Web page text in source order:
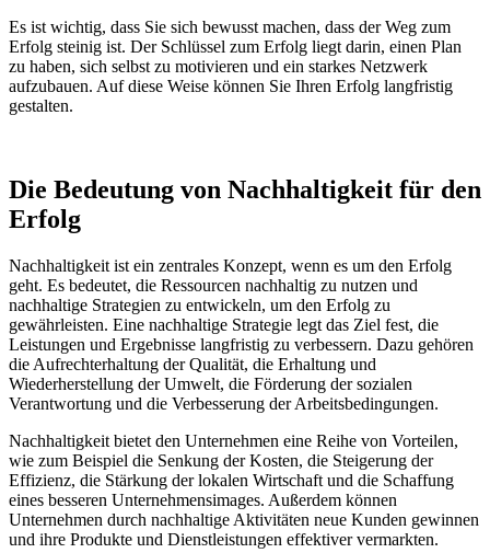
Es ist wichtig, dass Sie sich bewusst machen, dass der Weg zum
Erfolg steinig ist. Der Schlüssel zum Erfolg liegt darin, einen Plan
zu haben, sich selbst zu motivieren und ein starkes Netzwerk
aufzubauen. Auf diese Weise können Sie Ihren Erfolg langfristig
gestalten.
Die Bedeutung von Nachhaltigkeit für den
Erfolg
Nachhaltigkeit ist ein zentrales Konzept, wenn es um den Erfolg
geht. Es bedeutet, die Ressourcen nachhaltig zu nutzen und
nachhaltige Strategien zu entwickeln, um den Erfolg zu
gewährleisten. Eine nachhaltige Strategie legt das Ziel fest, die
Leistungen und Ergebnisse langfristig zu verbessern. Dazu gehören
die Aufrechterhaltung der Qualität, die Erhaltung und
Wiederherstellung der Umwelt, die Förderung der sozialen
Verantwortung und die Verbesserung der Arbeitsbedingungen.
Nachhaltigkeit bietet den Unternehmen eine Reihe von Vorteilen,
wie zum Beispiel die Senkung der Kosten, die Steigerung der
Effizienz, die Stärkung der lokalen Wirtschaft und die Schaffung
eines besseren Unternehmensimages. Außerdem können
Unternehmen durch nachhaltige Aktivitäten neue Kunden gewinnen
und ihre Produkte und Dienstleistungen effektiver vermarkten.